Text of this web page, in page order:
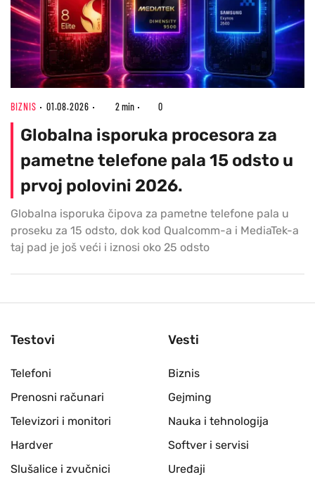
BIZNIS 01.08.2026 2 min 0
Globalna isporuka procesora za
pametne telefone pala 15 odsto u
prvoj polovini 2026.
Globalna isporuka čipova za pametne telefone pala u
proseku za 15 odsto, dok kod Qualcomm-a i MediaTek-a
taj pad je još veći i iznosi oko 25 odsto
Testovi
Telefoni
Prenosni računari
Televizori i monitori
Hardver
Slušalice i zvučnici
Vesti
Biznis
Gejming
Nauka i tehnologija
Softver i servisi
Uređaji